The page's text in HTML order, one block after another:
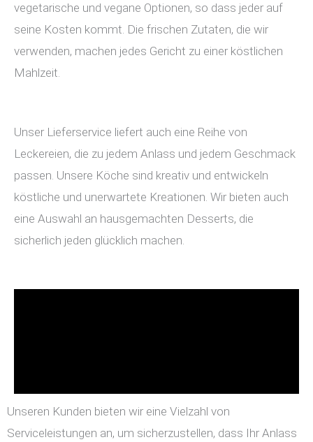
vegetarische und vegane Optionen, so dass jeder auf
seine Kosten kommt. Die frischen Zutaten, die wir
verwenden, machen jedes Gericht zu einer köstlichen
Mahlzeit.
Unser Lieferservice liefert auch eine Reihe von
Leckereien, die zu jedem Anlass und jedem Geschmack
passen. Unsere Köche sind kreativ und entwickeln
köstliche und unerwartete Kreationen. Wir bieten auch
eine Auswahl an hausgemachten Desserts, die
sicherlich jeden glücklich machen.
Unseren Kunden bieten wir eine Vielzahl von
Serviceleistungen an, um sicherzustellen, dass Ihr Anlass